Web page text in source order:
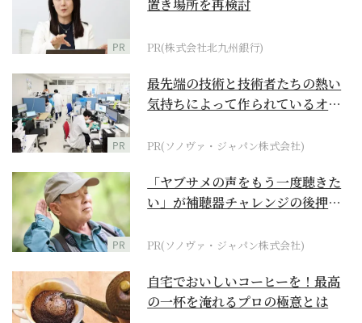
PR
置き場所を再検討
PR(株式会社北九州銀行)
PR
最先端の技術と技術者たちの熱い
気持ちによって作られているオー
PR(ソノヴァ・ジャパン株式会社)
PR
「ヤブサメの声をもう一度聴きた
い」が補聴器チャレンジの後押し
PR(ソノヴァ・ジャパン株式会社)
自宅でおいしいコーヒーを！最高
の一杯を淹れるプロの極意とは